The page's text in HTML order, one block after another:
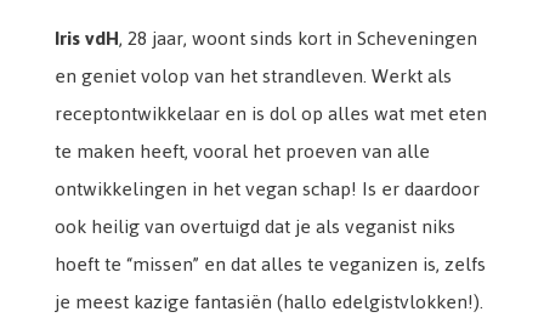
Iris vdH, 28 jaar, woont sinds kort in Scheveningen
en geniet volop van het strandleven. Werkt als
receptontwikkelaar en is dol op alles wat met eten
te maken heeft, vooral het proeven van alle
ontwikkelingen in het vegan schap! Is er daardoor
ook heilig van overtuigd dat je als veganist niks
hoeft te “missen” en dat alles te veganizen is, zelfs
je meest kazige fantasiën (hallo edelgistvlokken!).